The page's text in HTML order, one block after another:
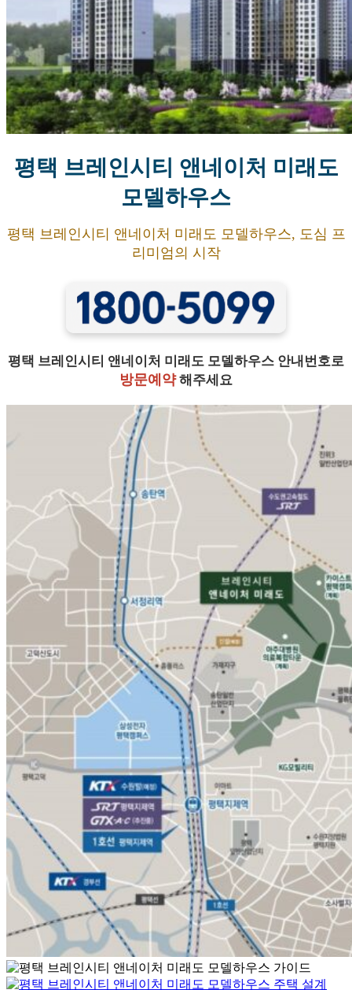
평택 브레인시티 앤네이처 미래도
모델하우스
평택 브레인시티 앤네이처 미래도 모델하우스, 도심 프
리미엄의 시작
평택 브레인시티 앤네이처 미래도 모델하우스 안내번호로
방문예약해주세요